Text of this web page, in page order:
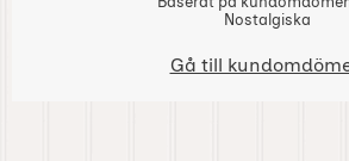
Nostalgiska
Gå till